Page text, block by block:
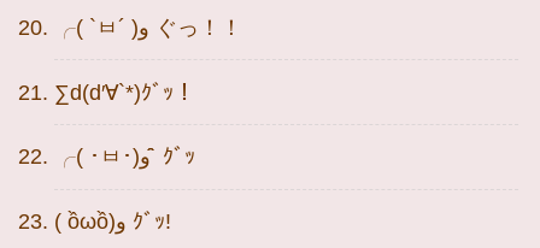
╭( `ㅂ´ )و ぐっ！！
∑d(d′∀`*)ｸﾞｯ！
╭( ･ㅂ･)و ̑̑ ｸﾞｯ
( ồωồ)و ｸﾞｯ!